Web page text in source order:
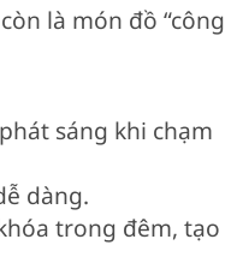
là món đồ “công
sáng khi chạm
dàng.
trong đêm, tạo